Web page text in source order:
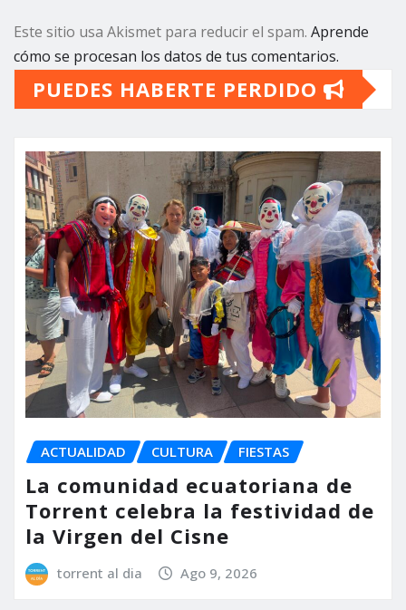
Este sitio usa Akismet para reducir el spam. Aprende
cómo se procesan los datos de tus comentarios.
PUEDES HABERTE PERDIDO
ACTUALIDAD CULTURA FIESTAS
La comunidad ecuatoriana de
Torrent celebra la festividad de
la Virgen del Cisne
torrent al dia Ago 9, 2026